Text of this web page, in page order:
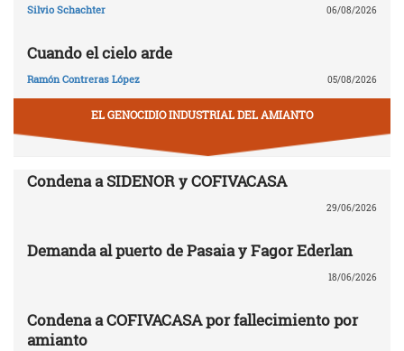
Silvio Schachter 06/08/2026
Cuando el cielo arde
Ramón Contreras López 05/08/2026
EL GENOCIDIO INDUSTRIAL DEL AMIANTO
Condena a SIDENOR y COFIVACASA
29/06/2026
Demanda al puerto de Pasaia y Fagor Ederlan
18/06/2026
Condena a COFIVACASA por fallecimiento por
amianto